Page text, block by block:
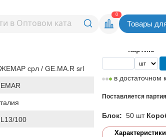
0
Товары
Вернуться в
срл / GE.MA.R srl
100
13,55
руб.
партию
в достаточном
Поставляется
Блок: 50 шт
Характеристики